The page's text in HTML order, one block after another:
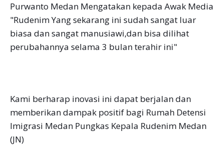
Purwanto Medan Mengatakan kepada Awak Media
"Rudenim Yang sekarang ini sudah sangat luar
biasa dan sangat manusiawi,dan bisa dilihat
perubahannya selama 3 bulan terahir ini"
Kami berharap inovasi ini dapat berjalan dan
memberikan dampak positif bagi Rumah Detensi
Imigrasi Medan Pungkas Kepala Rudenim Medan
(JN)